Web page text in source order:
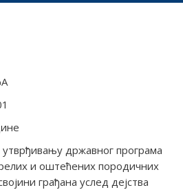
државног програма
и оштећених породичних
грађана услед дејства